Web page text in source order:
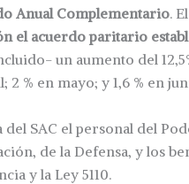
Anual Complementario.
el acuerdo paritario
un aumento del
% en mayo; y 1,6 % en
SAC el personal del
de la Defensa, y los
y la Ley 5110.